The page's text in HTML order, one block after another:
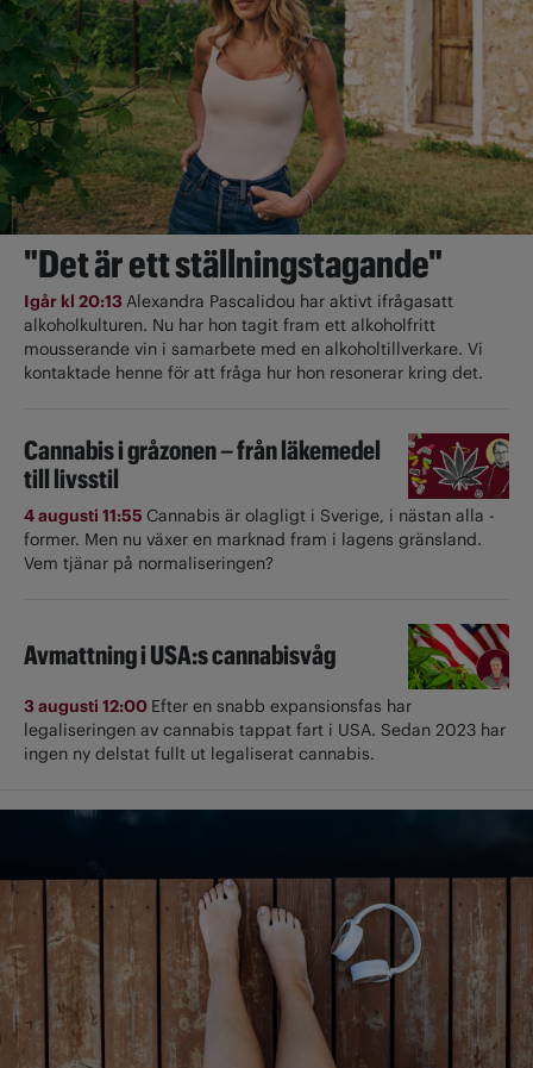
"Det är ett ställningstagande"
Igår kl 20:13Alexandra Pascalidou har aktivt ifrågasatt
alkoholkulturen. Nu har hon tagit fram ett alkoholfritt
mousserande vin i samarbete med en alkoholtillverkare. Vi
kontaktade henne för att fråga hur hon resonerar kring det.
Cannabis i gråzonen – från läkemedel
till livsstil
4 augusti 11:55 Cannabis är olagligt i ­Sverige, i nästan alla ­
former. Men nu växer en marknad fram i lagens gränsland.
Vem tjänar på normaliseringen?
Avmattning i USA:s cannabisvåg
3 augusti 12:00 Efter en snabb expansionsfas har
legaliseringen av cannabis tappat fart i USA. Sedan 2023 har
ingen ny delstat fullt ut ­legaliserat cannabis.